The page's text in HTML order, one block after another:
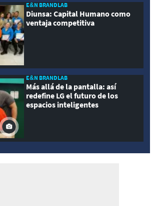
E&N BRANDLAB
Diunsa: Capital Humano como
ventaja competitiva
E&N BRANDLAB
Más allá de la pantalla: así
redefine LG el futuro de los
espacios inteligentes